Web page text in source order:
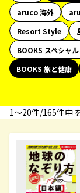
aruco 海外
Resort Style
BOOKS スペシャ
BOOKS 旅と健康
1〜20件/165件中